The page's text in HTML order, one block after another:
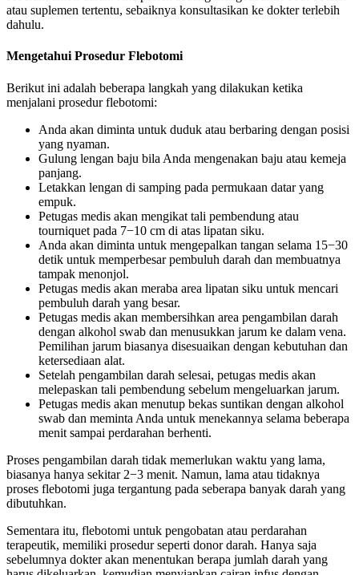
atau suplemen tertentu, sebaiknya konsultasikan ke dokter terlebih
dahulu.
Mengetahui Prosedur Flebotomi
Berikut ini adalah beberapa langkah yang dilakukan ketika
menjalani prosedur flebotomi:
Anda akan diminta untuk duduk atau berbaring dengan posisi
yang nyaman.
Gulung lengan baju bila Anda mengenakan baju atau kemeja
panjang.
Letakkan lengan di samping pada permukaan datar yang
empuk.
Petugas medis akan mengikat tali pembendung atau
tourniquet pada 7−10 cm di atas lipatan siku.
Anda akan diminta untuk mengepalkan tangan selama 15−30
detik untuk memperbesar pembuluh darah dan membuatnya
tampak menonjol.
Petugas medis akan meraba area lipatan siku untuk mencari
pembuluh darah yang besar.
Petugas medis akan membersihkan area pengambilan darah
dengan alkohol swab dan menusukkan jarum ke dalam vena.
Pemilihan jarum biasanya disesuaikan dengan kebutuhan dan
ketersediaan alat.
Setelah pengambilan darah selesai, petugas medis akan
melepaskan tali pembendung sebelum mengeluarkan jarum.
Petugas medis akan menutup bekas suntikan dengan alkohol
swab dan meminta Anda untuk menekannya selama beberapa
menit sampai perdarahan berhenti.
Proses pengambilan darah tidak memerlukan waktu yang lama,
biasanya hanya sekitar 2−3 menit. Namun, lama atau tidaknya
proses flebotomi juga tergantung pada seberapa banyak darah yang
dibutuhkan.
Sementara itu, flebotomi untuk pengobatan atau perdarahan
terapeutik, memiliki prosedur seperti donor darah. Hanya saja
sebelumnya dokter akan menentukan berapa jumlah darah yang